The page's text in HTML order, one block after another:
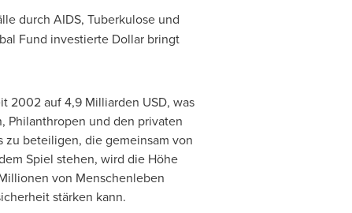
durch AIDS, Tuberkulose und
Fund investierte Dollar bringt
2002 auf 4,9 Milliarden USD, was
Philanthropen und den privaten
beteiligen, die gemeinsam von
Spiel stehen, wird die Höhe
von Menschenleben
stärken kann.